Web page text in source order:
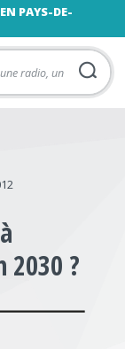
PAYS-DE-
2030 ?